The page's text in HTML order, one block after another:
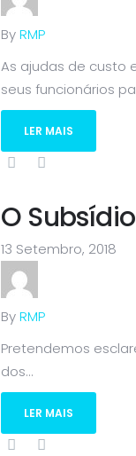
ByRMP
As ajudas de custo
seus funcionários
LER MAIS
O
13 Setembro, 2018
ByRMP
Pretendemos
dos...
LER MAIS